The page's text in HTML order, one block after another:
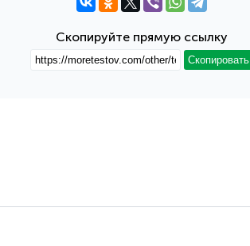
Скопируйте прямую ссылку
Скопировать